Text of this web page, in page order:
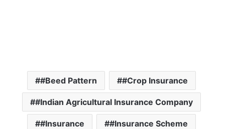
#Beed Pattern #Crop Insurance
#Indian Agricultural Insurance Company
#Insurance #Insurance Scheme